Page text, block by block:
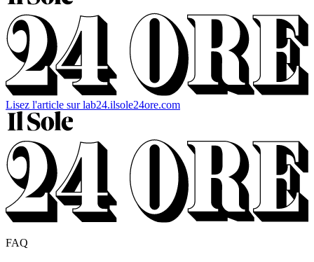
Lisez l'article sur lab24.ilsole24ore.com
FAQ